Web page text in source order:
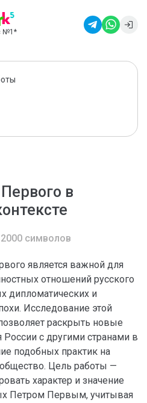
№1 *
в
символов
является важной для
отношений русского
дипломатических и
Исследование этой
раскрыть новые
с другими странами в
подобных практик на
Цель работы —
характер и значение
Петром Первым, учитывая